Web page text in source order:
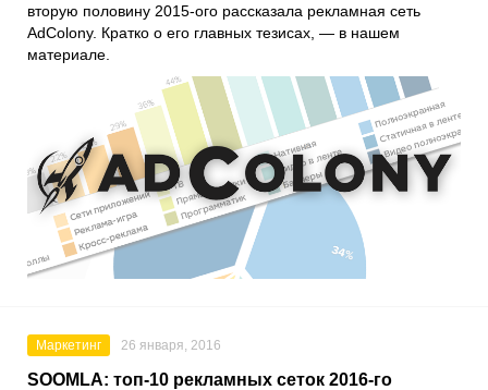
вторую половину 2015-ого рассказала рекламная сеть
AdColony. Кратко о его главных тезисах, — в нашем
материале.
Маркетинг 26 января, 2016
SOOMLA: топ-10 рекламных сеток 2016-го